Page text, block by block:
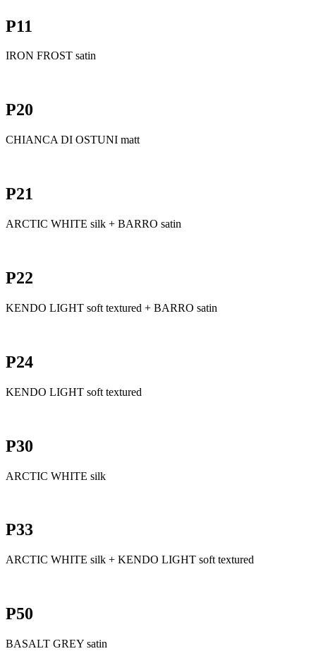
P11
IRON FROST satin
P20
CHIANCA DI OSTUNI matt
P21
ARCTIC WHITE silk + BARRO satin
P22
KENDO LIGHT soft textured + BARRO satin
P24
KENDO LIGHT soft textured
P30
ARCTIC WHITE silk
P33
ARCTIC WHITE silk + KENDO LIGHT soft textured
P50
BASALT GREY satin